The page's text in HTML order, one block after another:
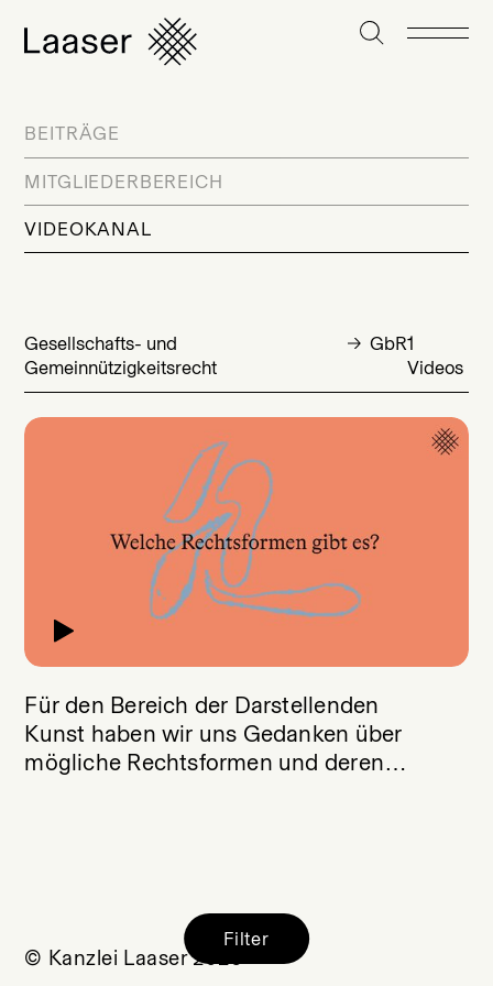
BEITRÄGE
MITGLIEDERBEREICH
VIDEOKANAL
Gesellschafts- und
Gemeinnützigkeitsrecht
GbR1
Videos
Für den Bereich der Darstellenden
Kunst haben wir uns Gedanken über
mögliche Rechtsformen und deren
Filter
© Kanzlei Laaser 2026